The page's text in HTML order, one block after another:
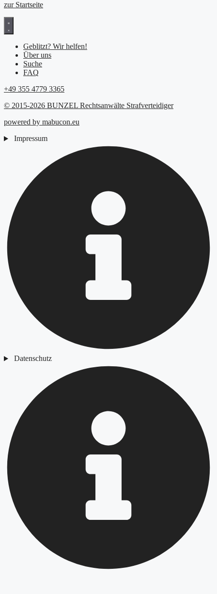
zur Startseite
Geblitzt? Wir helfen!
Über uns
Suche
FAQ
+49 355 4779 3365
© 2015-2026 BUNZEL Rechtsanwälte Strafverteidiger
powered by mabucon.eu
Impressum
Datenschutz